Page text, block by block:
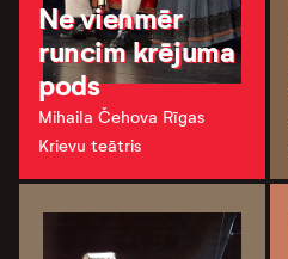
Ne vienmēr
runcim krējuma
pods
Mihaila Čehova Rīgas
Krievu teātris